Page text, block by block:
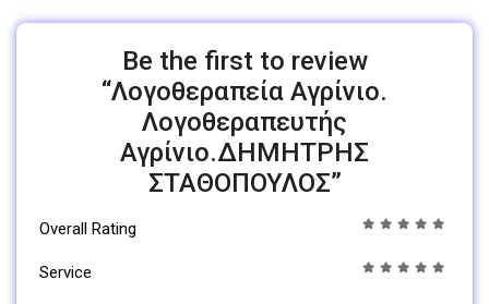
Be the first to review
“Λογοθεραπεία Αγρίνιο.
Λογοθεραπευτής
Αγρίνιο.ΔΗΜΗΤΡΗΣ
ΣΤΑΘΟΠΟΥΛΟΣ”
Overall Rating
Service